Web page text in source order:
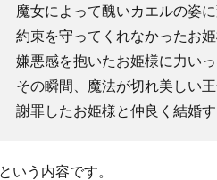
魔女によって醜いカエルの姿
約束を守ってくれなかったお
嫌悪感を抱いたお姫様に力い
その瞬間、魔法が切れ美しい
謝罪したお姫様と仲良く結婚す
という内容です。